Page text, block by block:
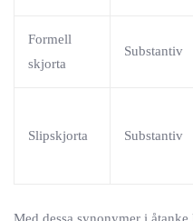
Formell
skjorta
Substantiv
Slipskjorta Substantiv